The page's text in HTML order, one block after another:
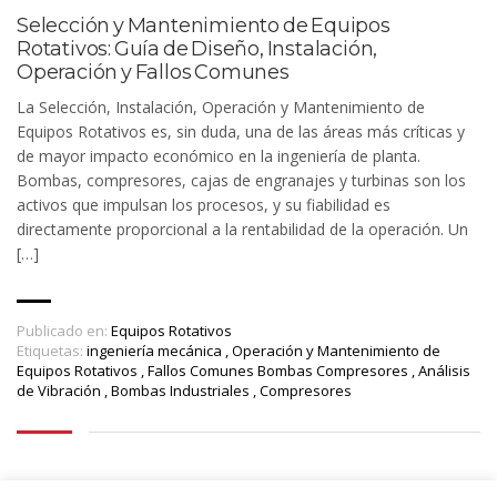
Selección y Mantenimiento de Equipos
Rotativos: Guía de Diseño, Instalación,
Operación y Fallos Comunes
La Selección, Instalación, Operación y Mantenimiento de
Equipos Rotativos es, sin duda, una de las áreas más críticas y
de mayor impacto económico en la ingeniería de planta.
Bombas, compresores, cajas de engranajes y turbinas son los
activos que impulsan los procesos, y su fiabilidad es
directamente proporcional a la rentabilidad de la operación. Un
[…]
Publicado en: Equipos Rotativos
Etiquetas: ingeniería mecánica ,Operación y Mantenimiento de
Equipos Rotativos ,Fallos Comunes Bombas Compresores ,Análisis
de Vibración ,Bombas Industriales ,Compresores